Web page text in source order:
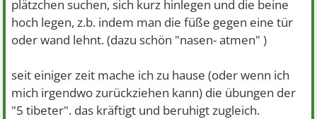
plätzchen suchen, sich kurz hinlegen und die beine
hoch legen, z.b. indem man die füße gegen eine tür
oder wand lehnt. (dazu schön "nasen- atmen")
seit einiger zeit mache ich zu hause (oder wenn ich
mich irgendwo zurückziehen kann) die übungen der
"5 tibeter". das kräftigt und beruhigt zugleich.